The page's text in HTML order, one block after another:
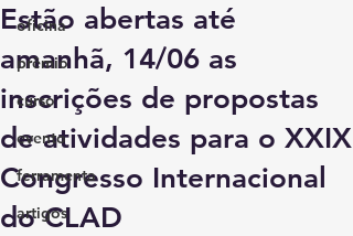
oficina
prêmio
curso
evento
ferramenta
artigos
Estão abertas até
amanhã, 14/06 as
inscrições de propostas
de atividades para o XXIX
Congresso Internacional
do CLAD